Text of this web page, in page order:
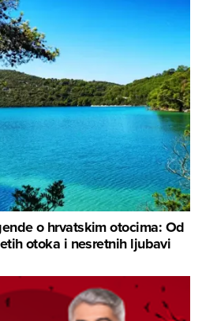
o hrvatskim otocima: Od
otoka i nesretnih ljubavi